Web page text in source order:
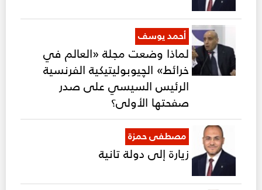
أحمد يوسف
لماذا وضعت مجلة «العالم في
خرائط» الچيوبوليتيكية الفرنسية
الرئيس السيسي على صدر
صفحتها الأولى؟
مصطفى حمزة
زيارة إلى دولة تانية